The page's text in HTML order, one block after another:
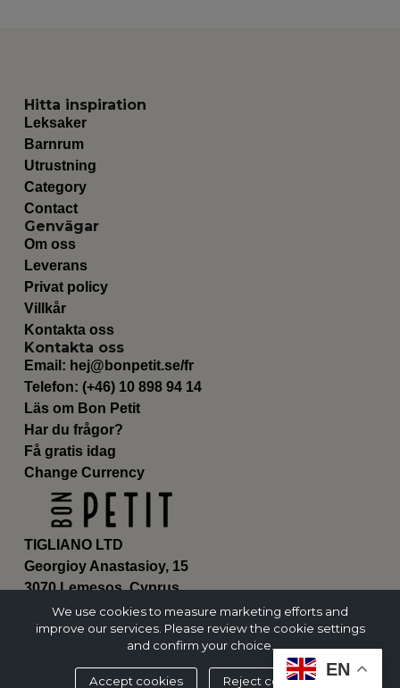
TIGLIANO LTD
Georgioy Anastasioy, 15
3070 Lemesos, Cyprus
ΗΕ 430179
Hitta inspiration
Leksaker
Barnrum
Utrustning
Category
Contact
Genvägar
Om oss
Leverans
Privat policy
Villkår
Kontakta oss
Kontakta oss
Email: hej@bonpetit.se/fr
Telefon: (+46) 10 898 94 14
Läs om Bon Petit
Har du frågor?
Få gratis idag
Change Currency
EN
We use cookies to measure marketing efforts and
improve our services. Please review the cookie settings
and confirm your choice.
Accept cookies Reject cookies